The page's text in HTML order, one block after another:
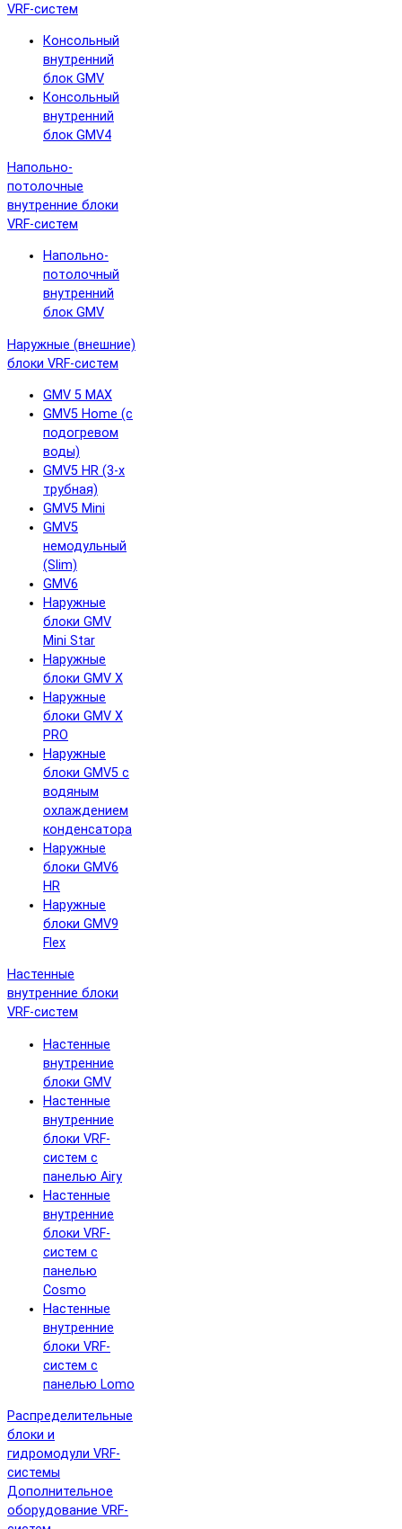
VRF-систем
Консольный
внутренний
блок GMV
Консольный
внутренний
блок GMV4
Напольно-
потолочные
внутренние блоки
VRF-систем
Напольно-
потолочный
внутренний
блок GMV
Наружные (внешние)
блоки VRF-систем
GMV 5 MAX
GMV5 Home (с
подогревом
воды)
GMV5 HR (3-х
трубная)
GMV5 Mini
GMV5
немодульный
(Slim)
GMV6
Наружные
блоки GMV
Mini Star
Наружные
блоки GMV X
Наружные
блоки GMV X
PRO
Наружные
блоки GMV5 с
водяным
охлаждением
конденсатора
Наружные
блоки GMV6
HR
Наружные
блоки GMV9
Flex
Настенные
внутренние блоки
VRF-систем
Настенные
внутренние
блоки GMV
Настенные
внутренние
блоки VRF-
систем с
панелью Airy
Настенные
внутренние
блоки VRF-
систем с
панелью
Cosmo
Настенные
внутренние
блоки VRF-
систем с
панелью Lomo
Распределительные
блоки и
гидромодули VRF-
системы
Дополнительное
оборудование VRF-